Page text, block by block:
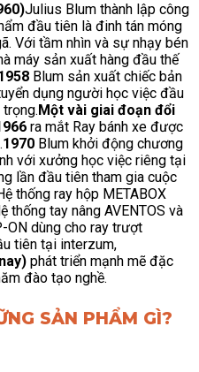
Julius Blum thành lập công
đầu tiên là đinh tán móng
Với tầm nhìn và sự nhạy bén
máy sản xuất hàng đầu thế
Blum sản xuất chiếc bản
dụng người học việc đầu
Một vài giai đoạn đổi
ra mắt Ray bánh xe được
1970 Blum khởi động chương
với xưởng học việc riêng tại
lần đầu tiên tham gia cuộc
thống ray hộp METABOX
thống tay nâng AVENTOS và
ON dùng cho ray trượt
tiên tại interzum,
phát triển mạnh mẽ đặc
đào tạo nghề.
SẢN PHẨM GÌ?